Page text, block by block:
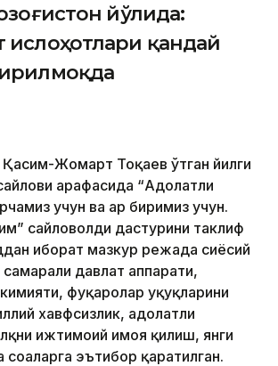
йўлида:
ислоҳотлари қандай
Қасим-Жомарт Тоқаев ўтган йилги
арафасида “Адолатли
учун ва ҳар биримиз учун.
сайловолди дастурини таклиф
иборат мазкур режада сиёсий
давлат аппарати,
фуқаролар ҳуқуқларини
хавфсизлик, адолатли
ижтимоий ҳимоя қилиш, янги
эътибор қаратилган.